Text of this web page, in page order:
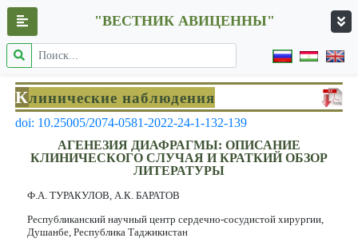
"ВЕСТНИК АВИЦЕННЫ"
Клинические наблюдения
doi: 10.25005/2074-0581-2022-24-1-132-139
АГЕНЕЗИЯ ДИАФРАГМЫ: ОПИСАНИЕ
КЛИНИЧЕСКОГО СЛУЧАЯ И КРАТКИЙ ОБЗОР
ЛИТЕРАТУРЫ
Ф.А. ТУРАКУЛОВ, А.К. БАРАТОВ
Республиканский научный центр сердечно-сосудистой хирургии,
Душанбе, Республика Таджикистан